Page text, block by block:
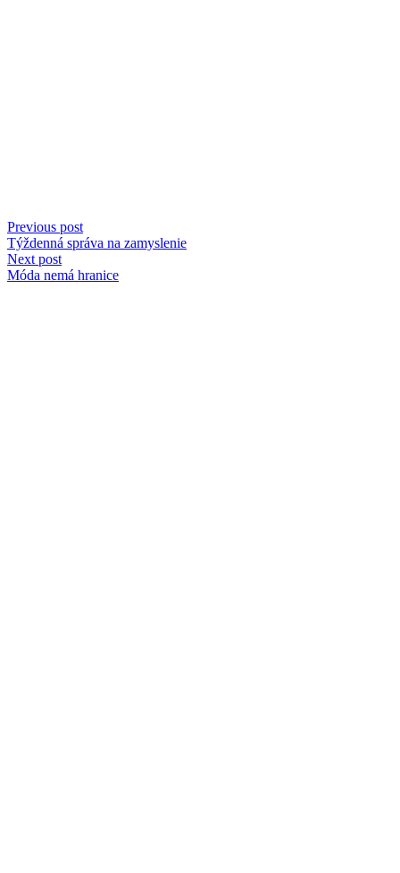
Previous post
Týždenná správa na zamyslenie
Next post
Móda nemá hranice